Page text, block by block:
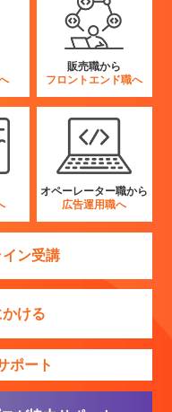
販売職から
フロントエンド職へ
オペーレーター職から
広告運用職へ
ン受講
ける
ポート